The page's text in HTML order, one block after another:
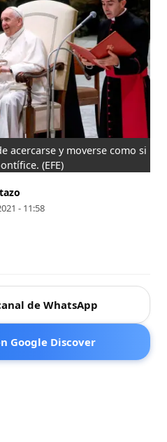
acercarse y moverse como si
(EFE)
- 11:58
de WhatsApp
Google Discover